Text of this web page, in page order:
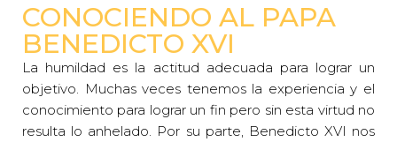
CONOCIENDO AL PAPA
BENEDICTO XVI
La humildad es la actitud adecuada para lograr un
objetivo. Muchas veces tenemos la experiencia y el
conocimiento para lograr un fin pero sin esta virtud no
resulta lo anhelado. Por su parte, Benedicto XVI nos